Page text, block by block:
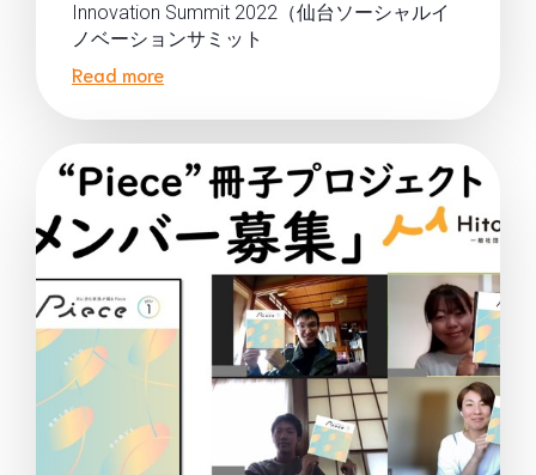
Innovation Summit 2022（仙台ソーシャルイ
ノベーションサミット
Read more